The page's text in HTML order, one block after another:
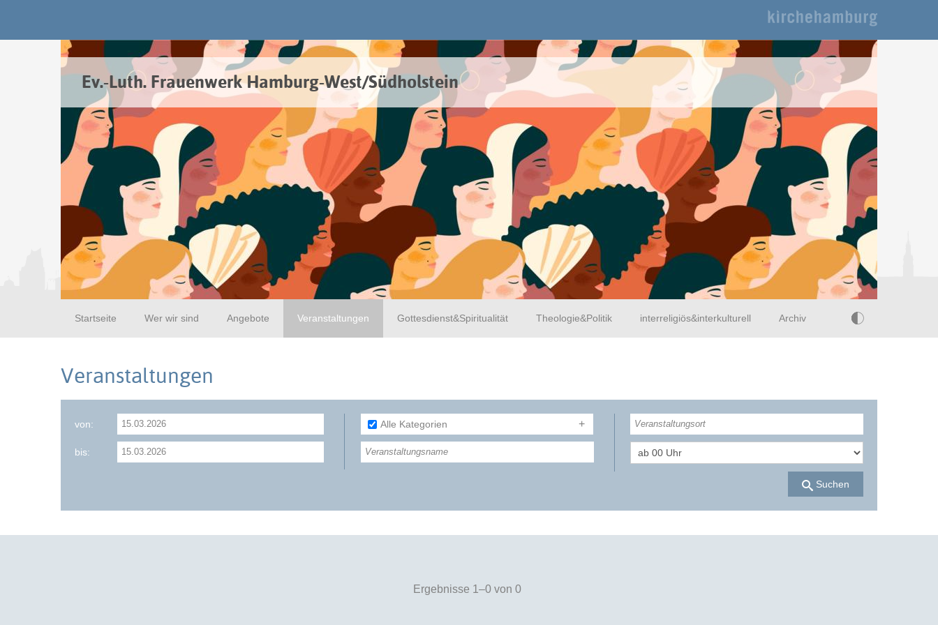
Ev.-Luth. Frauenwerk Hamburg-West/Südholstein
Startseite Wer wir sind Angebote Veranstaltungen Gottesdienst&Spiritualität Theologie&Politik interreligiös&interkulturell Archiv
Veranstaltungen
von:
bis:
Alle Kategorien
Suchen
Ergebnisse 1–0 von 0